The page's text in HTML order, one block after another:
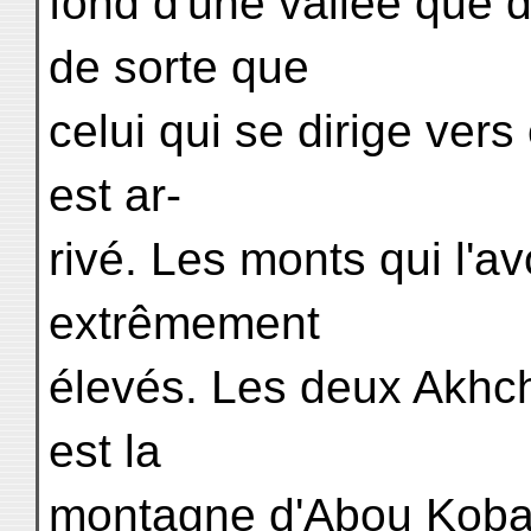
de sorte que
celui qui se dirige
est ar-
rivé. Les monts qui
extrêmement
élevés. Les deux
est la
montagne d'Abou